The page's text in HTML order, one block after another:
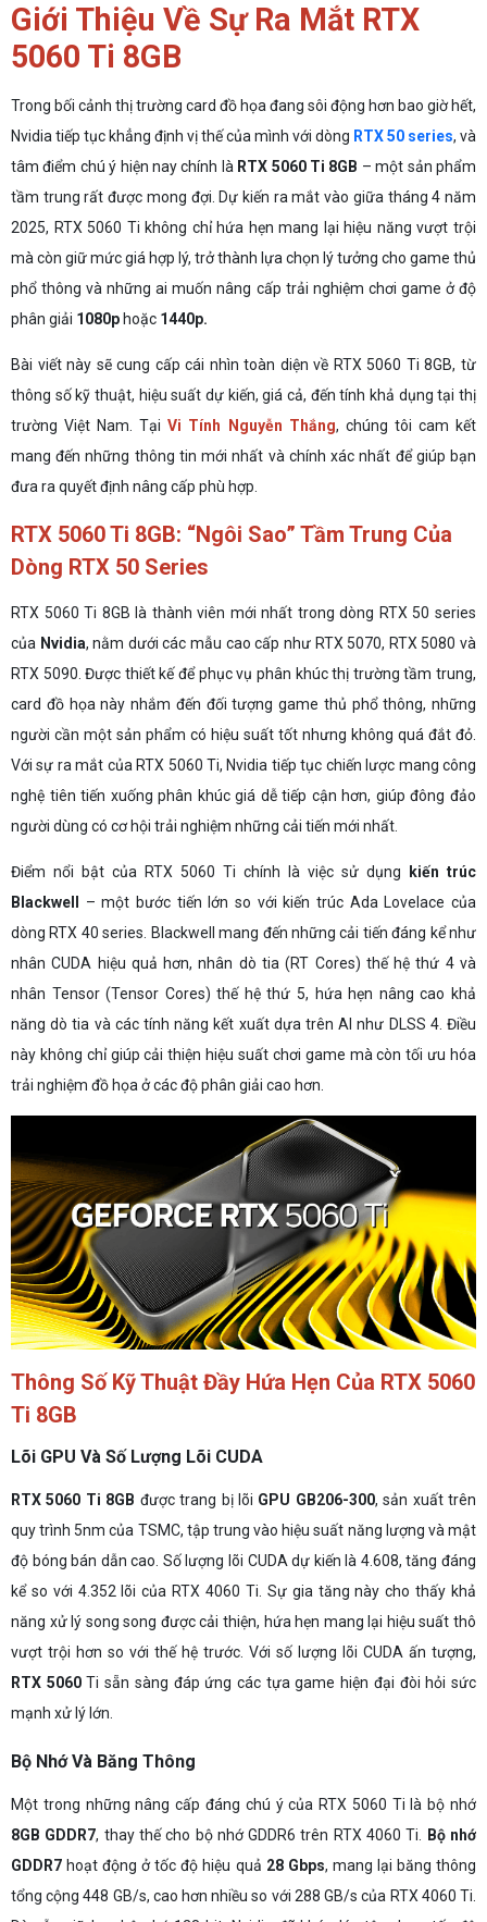
Giới Thiệu Về Sự Ra Mắt RTX
5060 Ti 8GB
Trong bối cảnh thị trường card đồ họa đang sôi động hơn bao giờ hết,
Nvidia tiếp tục khẳng định vị thế của mình với dòng RTX 50 series, và
tâm điểm chú ý hiện nay chính là RTX 5060 Ti 8GB – một sản phẩm
tầm trung rất được mong đợi. Dự kiến ra mắt vào giữa tháng 4 năm
2025, RTX 5060 Ti không chỉ hứa hẹn mang lại hiệu năng vượt trội
mà còn giữ mức giá hợp lý, trở thành lựa chọn lý tưởng cho game thủ
phổ thông và những ai muốn nâng cấp trải nghiệm chơi game ở độ
phân giải 1080p hoặc 1440p.
Bài viết này sẽ cung cấp cái nhìn toàn diện về RTX 5060 Ti 8GB, từ
thông số kỹ thuật, hiệu suất dự kiến, giá cả, đến tính khả dụng tại thị
trường Việt Nam. Tại Vi Tính Nguyễn Thắng, chúng tôi cam kết
mang đến những thông tin mới nhất và chính xác nhất để giúp bạn
đưa ra quyết định nâng cấp phù hợp.
RTX 5060 Ti 8GB: “Ngôi Sao” Tầm Trung Của
Dòng RTX 50 Series
RTX 5060 Ti 8GB là thành viên mới nhất trong dòng RTX 50 series
của Nvidia, nằm dưới các mẫu cao cấp như RTX 5070, RTX 5080 và
RTX 5090. Được thiết kế để phục vụ phân khúc thị trường tầm trung,
card đồ họa này nhắm đến đối tượng game thủ phổ thông, những
người cần một sản phẩm có hiệu suất tốt nhưng không quá đắt đỏ.
Với sự ra mắt của RTX 5060 Ti, Nvidia tiếp tục chiến lược mang công
nghệ tiên tiến xuống phân khúc giá dễ tiếp cận hơn, giúp đông đảo
người dùng có cơ hội trải nghiệm những cải tiến mới nhất.
Điểm nổi bật của RTX 5060 Ti chính là việc sử dụng
kiến trúc
Blackwell
– một bước tiến lớn so với kiến trúc Ada Lovelace của
dòng RTX 40 series. Blackwell mang đến những cải tiến đáng kể như
nhân CUDA hiệu quả hơn, nhân dò tia (RT Cores) thế hệ thứ 4 và
nhân Tensor (Tensor Cores) thế hệ thứ 5, hứa hẹn nâng cao khả
năng dò tia và các tính năng kết xuất dựa trên AI như DLSS 4. Điều
này không chỉ giúp cải thiện hiệu suất chơi game mà còn tối ưu hóa
trải nghiệm đồ họa ở các độ phân giải cao hơn.
Thông Số Kỹ Thuật Đầy Hứa Hẹn Của RTX 5060
Ti 8GB
Lõi GPU Và Số Lượng Lõi CUDA
RTX 5060 Ti 8GB được trang bị lõi GPU GB206-300, sản xuất trên
quy trình 5nm của TSMC, tập trung vào hiệu suất năng lượng và mật
độ bóng bán dẫn cao. Số lượng lõi CUDA dự kiến là 4.608, tăng đáng
kể so với 4.352 lõi của RTX 4060 Ti. Sự gia tăng này cho thấy khả
năng xử lý song song được cải thiện, hứa hẹn mang lại hiệu suất thô
vượt trội hơn so với thế hệ trước. Với số lượng lõi CUDA ấn tượng,
RTX 5060Ti sẵn sàng đáp ứng các tựa game hiện đại đòi hỏi sức
mạnh xử lý lớn.
Bộ Nhớ Và Băng Thông
Một trong những nâng cấp đáng chú ý của RTX 5060 Ti là bộ nhớ
8GB GDDR7, thay thế cho bộ nhớ GDDR6 trên RTX 4060 Ti. Bộ nhớ
GDDR7 hoạt động ở tốc độ hiệu quả 28 Gbps, mang lại băng thông
tổng cộng 448 GB/s, cao hơn nhiều so với 288 GB/s của RTX 4060 Ti.